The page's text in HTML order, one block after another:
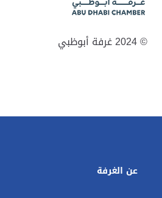
© 2024 غرفة أبوظبي
عن الغرفة